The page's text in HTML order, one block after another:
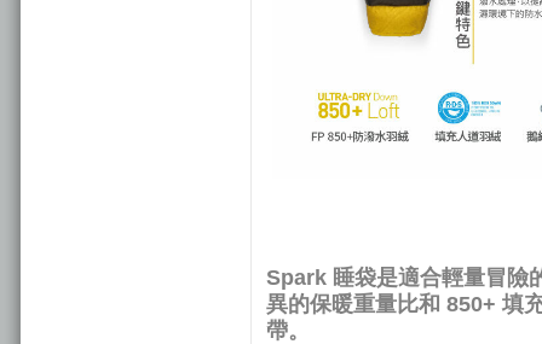
Spark 睡袋是適合輕量冒險
異的保暖重量比和 850+ 填
帶。